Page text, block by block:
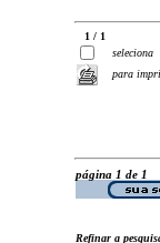
1 / 1
seleciona
para
página 1 de 1
Refinar a